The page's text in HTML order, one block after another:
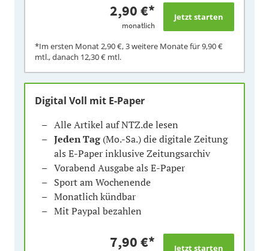
2,90 €*
monatlich
*Im ersten Monat2,90 €, 3 weitere Monate für9,90 €
mtl., danach 12,30 € mtl.
Digital Voll mit E-Paper
Alle Artikel auf NTZ.de lesen
Jeden Tag(Mo.-Sa.) die digitale Zeitung
als E-Paper inklusive Zeitungsarchiv
Vorabend Ausgabe als E-Paper
Sport am Wochenende
Monatlich kündbar
Mit Paypal bezahlen
7,90 €*